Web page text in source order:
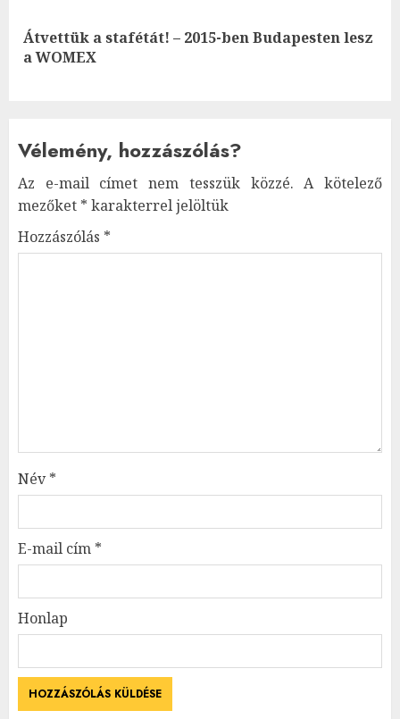
Next
post:
Átvettük a stafétát! – 2015-ben Budapesten lesz
a WOMEX
Vélemény, hozzászólás?
Az e-mail címet nem tesszük közzé. A kötelező
mezőket * karakterrel jelöltük
Hozzászólás *
Név*
E-mail cím *
Honlap